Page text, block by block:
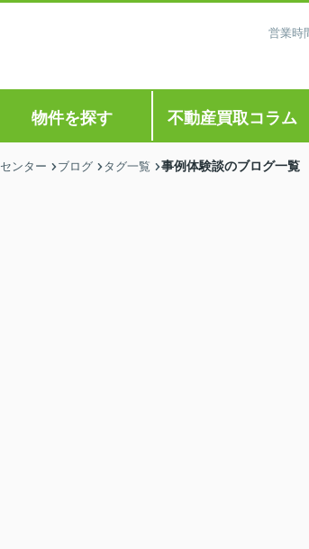
営業時
物件を探す 不動産買取コラム
ンター ブログ タグ一覧 事例体験談のブログ一覧